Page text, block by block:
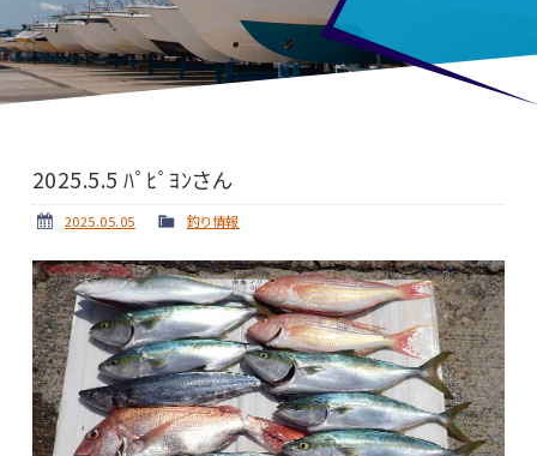
2025.5.5 ﾊﾟﾋﾟﾖﾝさん
2025.05.05 釣り情報